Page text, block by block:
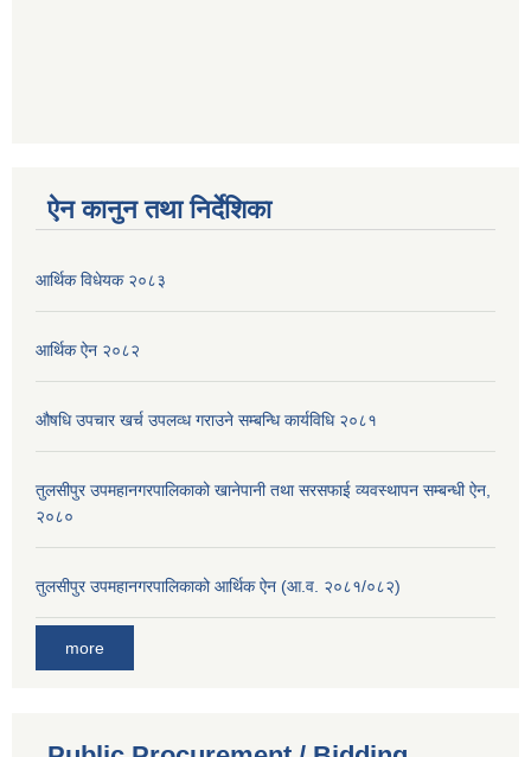
ऐन कानुन तथा निर्देशिका
आर्थिक विधेयक २०८३
आर्थिक ऐन २०८२
औषधि उपचार खर्च उपलव्ध गराउने सम्बन्धि कार्यविधि २०८१
तुलसीपुर उपमहानगरपालिकाको खानेपानी तथा सरसफाई व्यवस्थापन सम्बन्धी ऐन,
२०८०
तुलसीपुर उपमहानगरपालिकाको आर्थिक ऐन (आ.व. २०८१/०८२)
more